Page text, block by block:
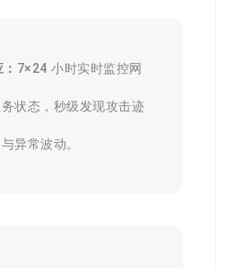
7×24 小时实时监控网
状态，秒级发现攻击迹
异常波动。